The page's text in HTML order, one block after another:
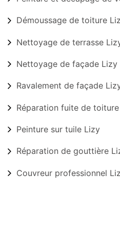
Démoussage de toiture
Nettoyage de terrasse
Nettoyage de façade Lizy
Ravalement de façade
Réparation fuite de
Peinture sur tuile Lizy
Réparation de gouttière
Couvreur professionnel